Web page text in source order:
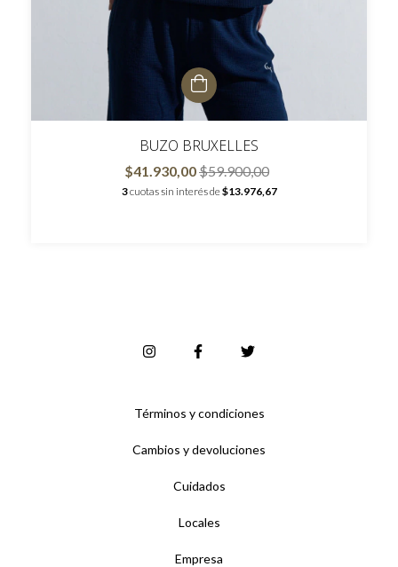
BUZO BRUXELLES
$41.930,00$59.900,00
3cuotas sin interés de$13.976,67
Términos y condiciones
Cambios y devoluciones
Cuidados
Locales
Empresa